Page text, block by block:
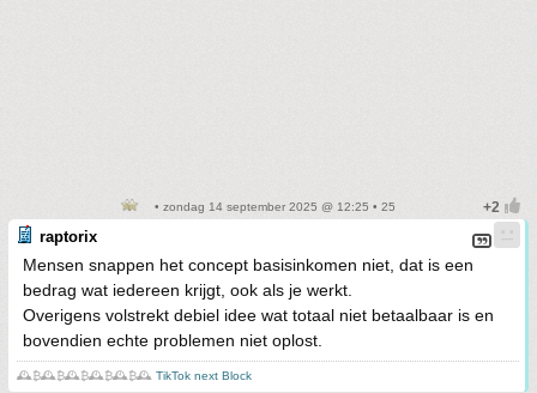
• zondag 14 september 2025 @ 12:25 • 25
raptorix
Mensen snappen het concept basisinkomen niet, dat is een
bedrag wat iedereen krijgt, ook als je werkt.
Overigens volstrekt debiel idee wat totaal niet betaalbaar is en
bovendien echte problemen niet oplost.
🕰️₿🕰️₿🕰️₿🕰️₿🕰️₿🕰️ TikTok next Block